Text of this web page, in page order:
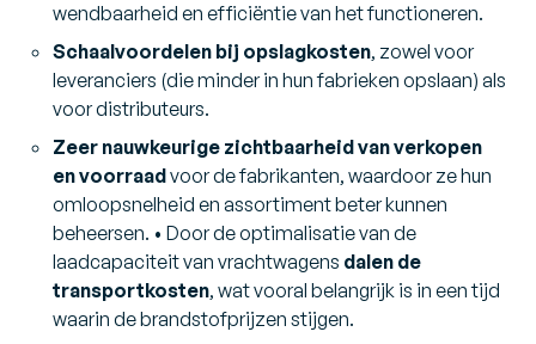
wendbaarheid en efficiëntie van het functioneren.
Schaalvoordelen bij opslagkosten, zowel voor
leveranciers (die minder in hun fabrieken opslaan) als
voor distributeurs.
Zeer nauwkeurige zichtbaarheid van verkopen
en voorraadvoor de fabrikanten, waardoor ze hun
omloopsnelheid en assortiment beter kunnen
beheersen. • Door de optimalisatie van de
laadcapaciteit van vrachtwagens dalen de
transportkosten, wat vooral belangrijk is in een tijd
waarin de brandstofprijzen stijgen.